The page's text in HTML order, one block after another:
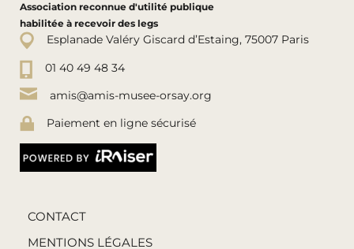
Association reconnue d'utilité publique
habilitée à recevoir des legs
Esplanade Valéry Giscard d’Estaing, 75007 Paris
01 40 49 48 34
amis@amis-musee-orsay.org
Paiement en ligne sécurisé
CONTACT
MENTIONS LÉGALES